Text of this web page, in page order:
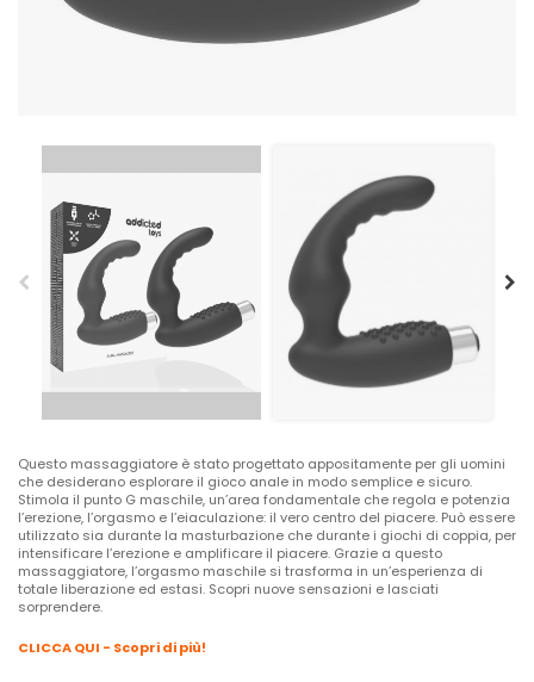
Questo massaggiatore è stato progettato appositamente per gli uomini
che desiderano esplorare il gioco anale in modo semplice e sicuro.
Stimola il punto G maschile, un’area fondamentale che regola e potenzia
l’erezione, l’orgasmo e l’eiaculazione: il vero centro del piacere. Può essere
utilizzato sia durante la masturbazione che durante i giochi di coppia, per
intensificare l’erezione e amplificare il piacere. Grazie a questo
massaggiatore, l’orgasmo maschile si trasforma in un’esperienza di
totale liberazione ed estasi. Scopri nuove sensazioni e lasciati
sorprendere.
CLICCA QUI - Scopri di più!